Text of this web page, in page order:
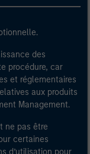
des
procédure, car
et réglementaires
aux produits
Management.
ne pas être
certaines
d’utilisation pour